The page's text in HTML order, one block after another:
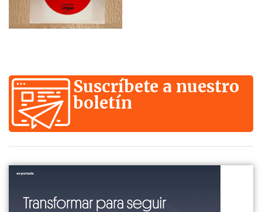
Suscríbete a nuestro
boletín